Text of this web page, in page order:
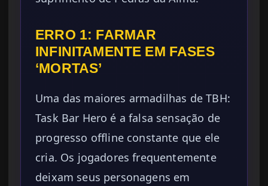
ERRO 1: FARMAR
INFINITAMENTE EM FASES
‘MORTAS’
Uma das maiores armadilhas de TBH:
Task Bar Hero é a falsa sensação de
progresso offline constante que ele
cria. Os jogadores frequentemente
deixam seus personagens em